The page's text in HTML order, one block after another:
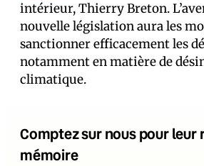
intérieur, Thierry Breton.
nouvelle législation aura les
sanctionner efficacement les
notamment en matière de
climatique.
Comptez sur nous pour leur
mémoire